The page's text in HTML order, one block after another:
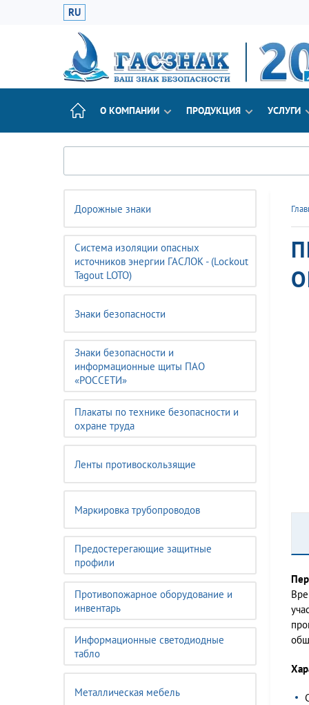
RU
О КОМПАНИИ ПРОДУКЦИЯ УСЛУГИ
Дорожные знаки
Система изоляции опасных
источников энергии ГАСЛОК - (Lockout
Tagout LOTO)
Знаки безопасности
Знаки безопасности и
информационные щиты ПАО
«РОССЕТИ»
Плакаты по технике безопасности и
охране труда
Ленты противоскользящие
Маркировка трубопроводов
Предостерегающие защитные
профили
Противопожарное оборудование и
инвентарь
Информационные светодиодные
табло
Металлическая мебель